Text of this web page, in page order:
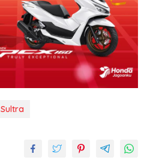
Sultra